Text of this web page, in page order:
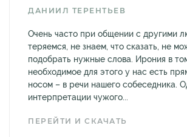
ДАНИИЛ ТЕРЕНТЬЕВ
Очень часто при общении с другими
теряемся, не знаем, что сказать, не
подобрать нужные слова. Ирония в
необходимое для этого у нас есть
носом – в речи нашего собеседника.
интерпретации чужого...
ПЕРЕЙТИ И СКАЧАТЬ